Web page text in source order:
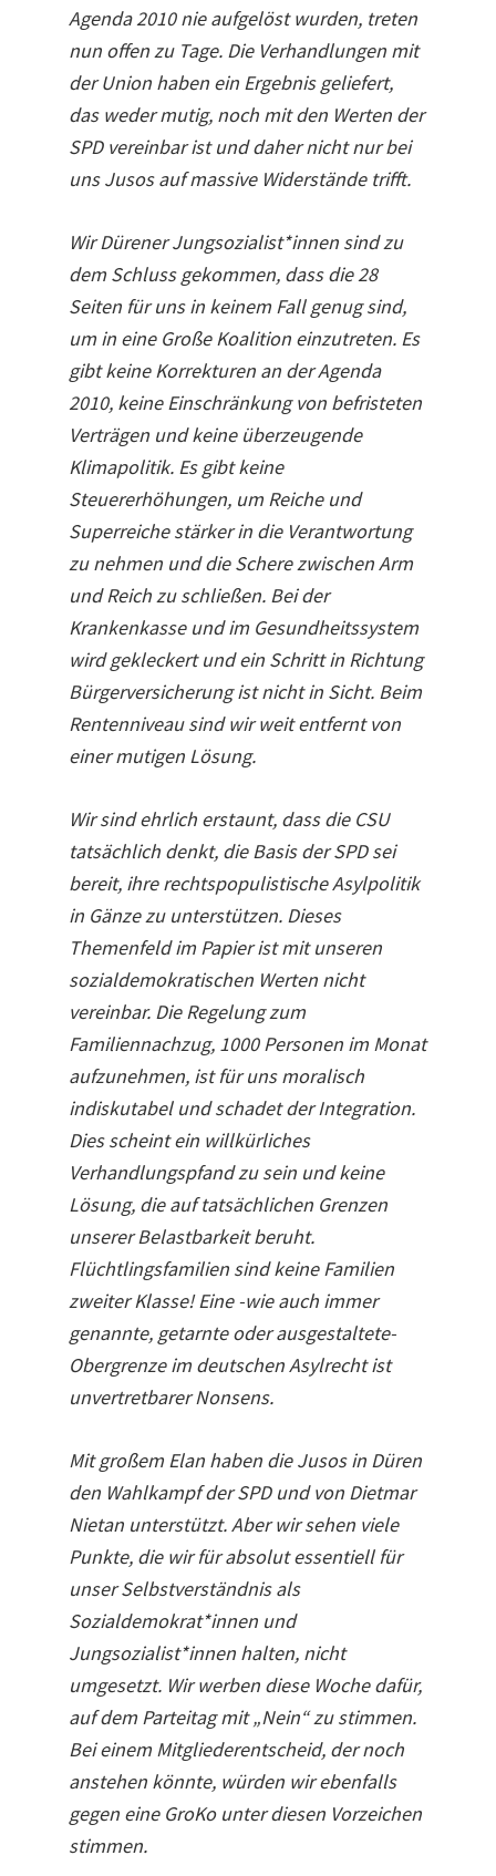
Agenda 2010 nie aufgelöst wurden, treten
nun offen zu Tage. Die Verhandlungen mit
der Union haben ein Ergebnis geliefert,
das weder mutig, noch mit den Werten der
SPD vereinbar ist und daher nicht nur bei
uns Jusos auf massive Widerstände trifft.
Wir Dürener Jungsozialist*innen sind zu
dem Schluss gekommen, dass die 28
Seiten für uns in keinem Fall genug sind,
um in eine Große Koalition einzutreten. Es
gibt keine Korrekturen an der Agenda
2010, keine Einschränkung von befristeten
Verträgen und keine überzeugende
Klimapolitik. Es gibt keine
Steuererhöhungen, um Reiche und
Superreiche stärker in die Verantwortung
zu nehmen und die Schere zwischen Arm
und Reich zu schließen. Bei der
Krankenkasse und im Gesundheitssystem
wird gekleckert und ein Schritt in Richtung
Bürgerversicherung ist nicht in Sicht. Beim
Rentenniveau sind wir weit entfernt von
einer mutigen Lösung.
Wir sind ehrlich erstaunt, dass die CSU
tatsächlich denkt, die Basis der SPD sei
bereit, ihre rechtspopulistische Asylpolitik
in Gänze zu unterstützen. Dieses
Themenfeld im Papier ist mit unseren
sozialdemokratischen Werten nicht
vereinbar. Die Regelung zum
Familiennachzug, 1000 Personen im Monat
aufzunehmen, ist für uns moralisch
indiskutabel und schadet der Integration.
Dies scheint ein willkürliches
Verhandlungspfand zu sein und keine
Lösung, die auf tatsächlichen Grenzen
unserer Belastbarkeit beruht.
Flüchtlingsfamilien sind keine Familien
zweiter Klasse! Eine -wie auch immer
genannte, getarnte oder ausgestaltete-
Obergrenze im deutschen Asylrecht ist
unvertretbarer Nonsens.
Mit großem Elan haben die Jusos in Düren
den Wahlkampf der SPD und von Dietmar
Nietan unterstützt. Aber wir sehen viele
Punkte, die wir für absolut essentiell für
unser Selbstverständnis als
Sozialdemokrat*innen und
Jungsozialist*innen halten, nicht
umgesetzt. Wir werben diese Woche dafür,
auf dem Parteitag mit „Nein“ zu stimmen.
Bei einem Mitgliederentscheid, der noch
anstehen könnte, würden wir ebenfalls
gegen eine GroKo unter diesen Vorzeichen
stimmen.